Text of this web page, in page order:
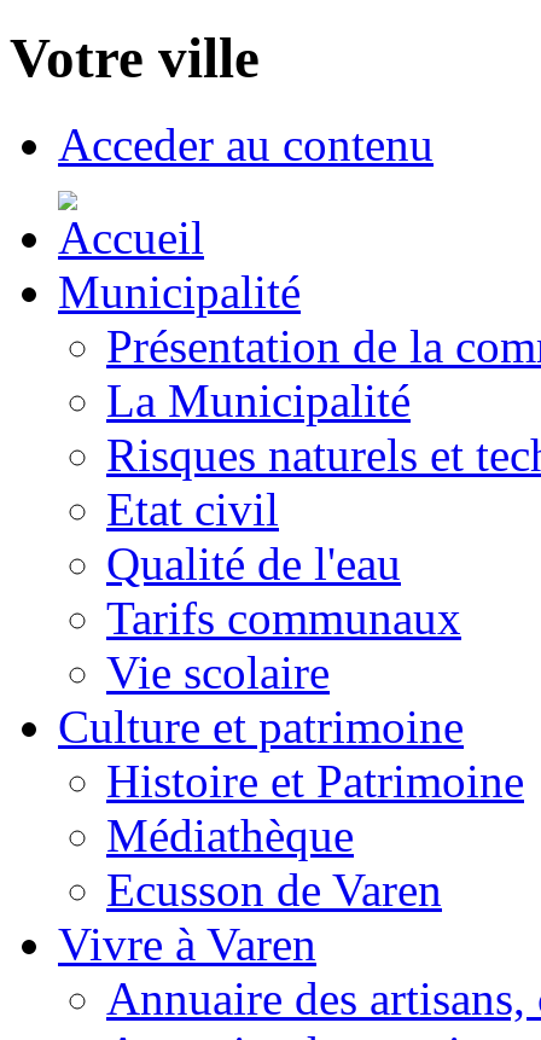
Votre ville
Acceder au contenu
Municipalité
Présentation de la
La Municipalité
Risques naturels et
Etat civil
Qualité de l'eau
Tarifs communaux
Vie scolaire
Culture et patrimoine
Histoire et Patrimoine
Médiathèque
Ecusson de Varen
Vivre à Varen
Annuaire des